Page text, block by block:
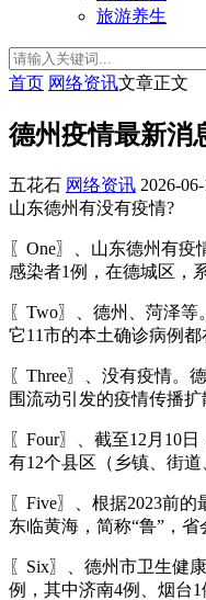
旅游养生
首页 网络资讯文章正文
德州疫情最新消
五花石 网络资讯 2026-
山东德州有没有疫情?
〖One〗、山东德州有
感染者1例，在德城区，
〖Two〗、德州、菏泽
它11市的本土确诊病例都
〖Three〗、没有疫情。
围流动引发的疫情传播扩
〖Four〗、截至12月10
有12个县区（乡镇、街
〖Five〗、根据2023前
东临黄海，简称“鲁”，
〖Six〗、德州市卫生健
例，其中济南4例、烟台1